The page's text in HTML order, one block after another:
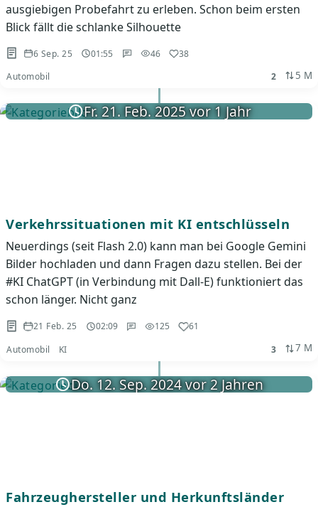
ausgiebigen Probefahrt zu erleben. Schon beim ersten
Blick fällt die schlanke Silhouette
6 Sep. 25 01:55 46
38
Automobil
2 5 M
Fr. 21. Feb. 2025 vor 1 Jahr
Verkehrssituationen mit KI entschlüsseln
Neuerdings (seit Flash 2.0) kann man bei Google Gemini
Bilder hochladen und dann Fragen dazu stellen. Bei der
#KI ChatGPT (in Verbindung mit Dall-E) funktioniert das
schon länger. Nicht ganz
21 Feb. 25 02:09 125
61
Automobil
KI 3 7 M
Do. 12. Sep. 2024 vor 2 Jahren
Fahrzeughersteller und Herkunftsländer